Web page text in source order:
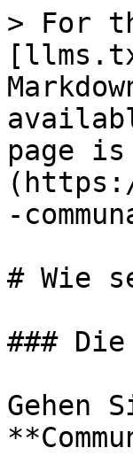
> For
page
-
# Wie
###
Gehen